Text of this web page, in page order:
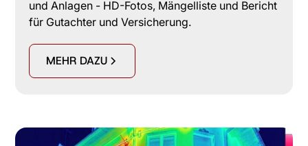
und Anlagen - HD-Fotos, Mängelliste und Bericht
für Gutachter und Versicherung.
MEHR DAZU